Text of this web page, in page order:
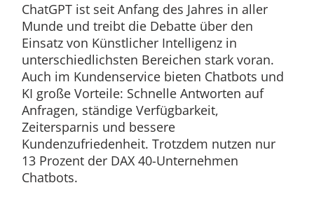
ChatGPT ist seit Anfang des Jahres in aller
Munde und treibt die Debatte über den
Einsatz von Künstlicher Intelligenz in
unterschiedlichsten Bereichen stark voran.
Auch im Kundenservice bieten Chatbots und
KI große Vorteile: Schnelle Antworten auf
Anfragen, ständige Verfügbarkeit,
Zeitersparnis und bessere
Kundenzufriedenheit. Trotzdem nutzen nur
13 Prozent der DAX 40-Unternehmen
Chatbots.